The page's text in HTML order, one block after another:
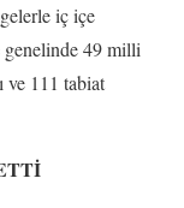
iç içe
genelinde 49 milli
ve 111 tabiat